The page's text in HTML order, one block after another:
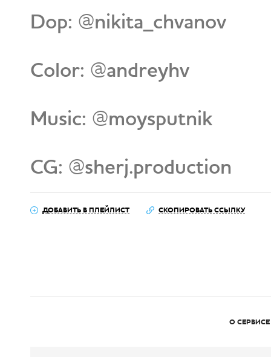
Dop: @nikita_chvanov
Color: @andreyhv
Music: @moysputnik
CG: @sherj.production
ДОБАВИТЬ В ПЛЕЙЛИСТ СКОПИРОВАТЬ ССЫЛКУ
О СЕРВИСЕ